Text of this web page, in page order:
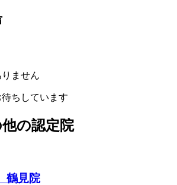
ません
ちしています
の認定院
鶴見院